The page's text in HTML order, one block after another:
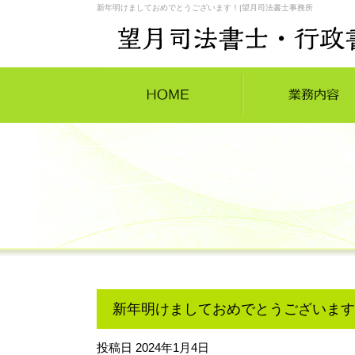
新年明けましておめでとうございます！|望月司法書士事務所
新年明けましておめでとうございま
投稿日 2024年1月4日